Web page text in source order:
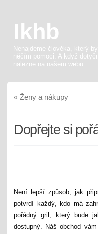
Ikhb
Nenajdeme člověka, který
něčím pomoci. A když
nalezne na našem webu.
« Ženy a nákupy
Dopřejte si
Není lepší způsob, jak
potvrdí každý, kdo má
pořádný gril, který bude
dostupný. Náš obchod